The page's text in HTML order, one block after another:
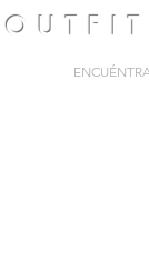
OUTFIT